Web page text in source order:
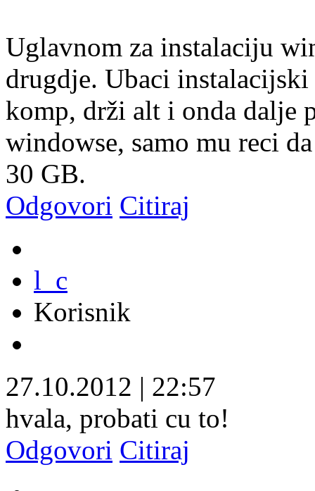
Uglavnom za instalaciju
drugdje. Ubaci
komp, drži alt i onda dalje
windowse, samo mu reci
30 GB.
Odgovori Citiraj
l_c
Korisnik
27.10.2012 | 22:57
hvala, probati cu to!
Odgovori Citiraj